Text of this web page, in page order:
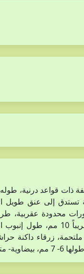
إلى عنق طويل
محدودة عقربية،
عروق شبكية.